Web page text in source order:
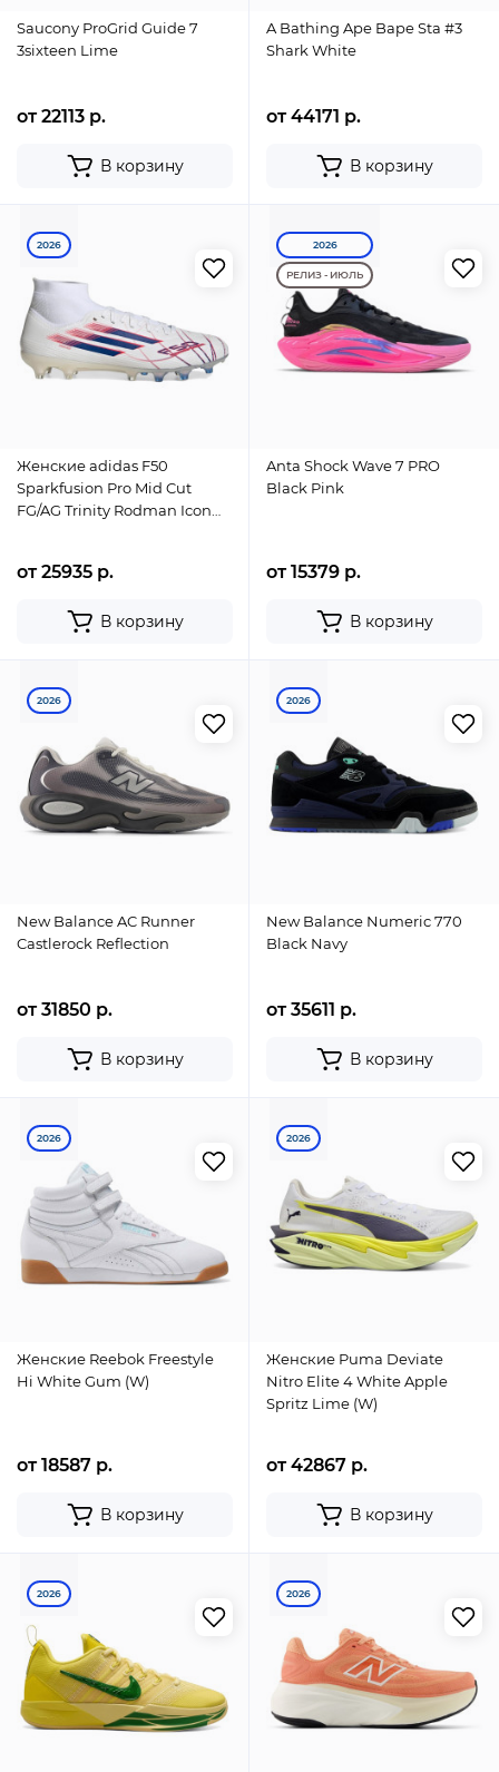
Saucony ProGrid Guide 7
3sixteen Lime
от 22113 р.
В корзину
A Bathing Ape Bape Sta #3
Shark White
от 44171 р.
В корзину
2026
Женские adidas F50
Sparkfusion Pro Mid Cut
FG/AG Trinity Rodman Icon
от 25935 р.
В корзину
2026
РЕЛИЗ - ИЮЛЬ
Anta Shock Wave 7 PRO
Black Pink
от 15379 р.
В корзину
2026
New Balance AC Runner
Castlerock Reflection
от 31850 р.
В корзину
2026
New Balance Numeric 770
Black Navy
от 35611 р.
В корзину
2026
Женские Reebok Freestyle
Hi White Gum (W)
от 18587 р.
В корзину
2026
Женские Puma Deviate
Nitro Elite 4 White Apple
Spritz Lime (W)
от 42867 р.
В корзину
2026 2026